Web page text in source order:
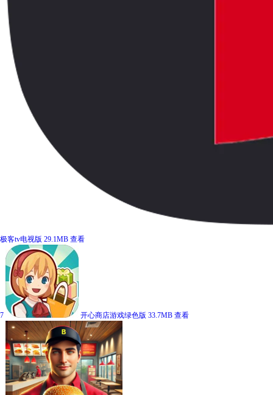
极客tv电视版 29.1MB 查看
7 开心商店游戏绿色版 33.7MB 查看